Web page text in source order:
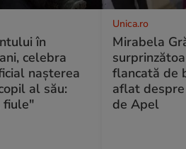
în
celebra
nașterea
al său:
fiule"
Unica.ro
Mirabela
flancată de
aflat
de Apel